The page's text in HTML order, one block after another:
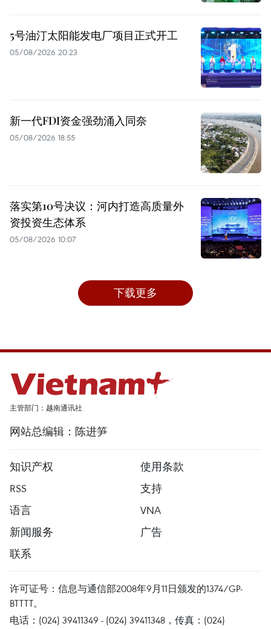
5号油汀太阳能发电厂项目正式开工
05/08/2026 20:23
新一代FDI资金强劲涌入同奈
05/08/2026 18:55
落实第10号决议：河内打造高质量外
资投资生态体系
05/08/2026 10:07
下载更多
主管部门：越南通讯社
网站总编辑：陈进笋
知识产权
使用条款
RSS
支持
语言
VNA
新闻服务
广告
联系
许可证号：信息与通信部2008年9月11日颁发的1374/GP-
BTTTT。
电话：(024) 39411349 - (024) 39411348，传真：(024)